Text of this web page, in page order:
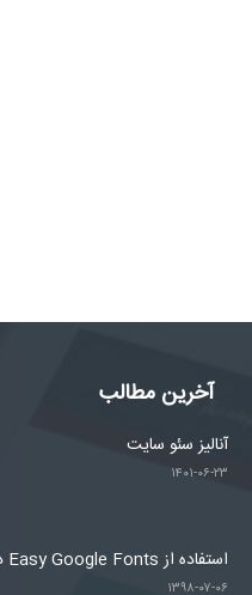
آخرین مطالب
آنالیز سئو سایت
۱۴۰۱-۰۶-۲۳
استفاده از Easy Google Fonts در وردپرس
۱۳۹۸-۰۷-۰۶